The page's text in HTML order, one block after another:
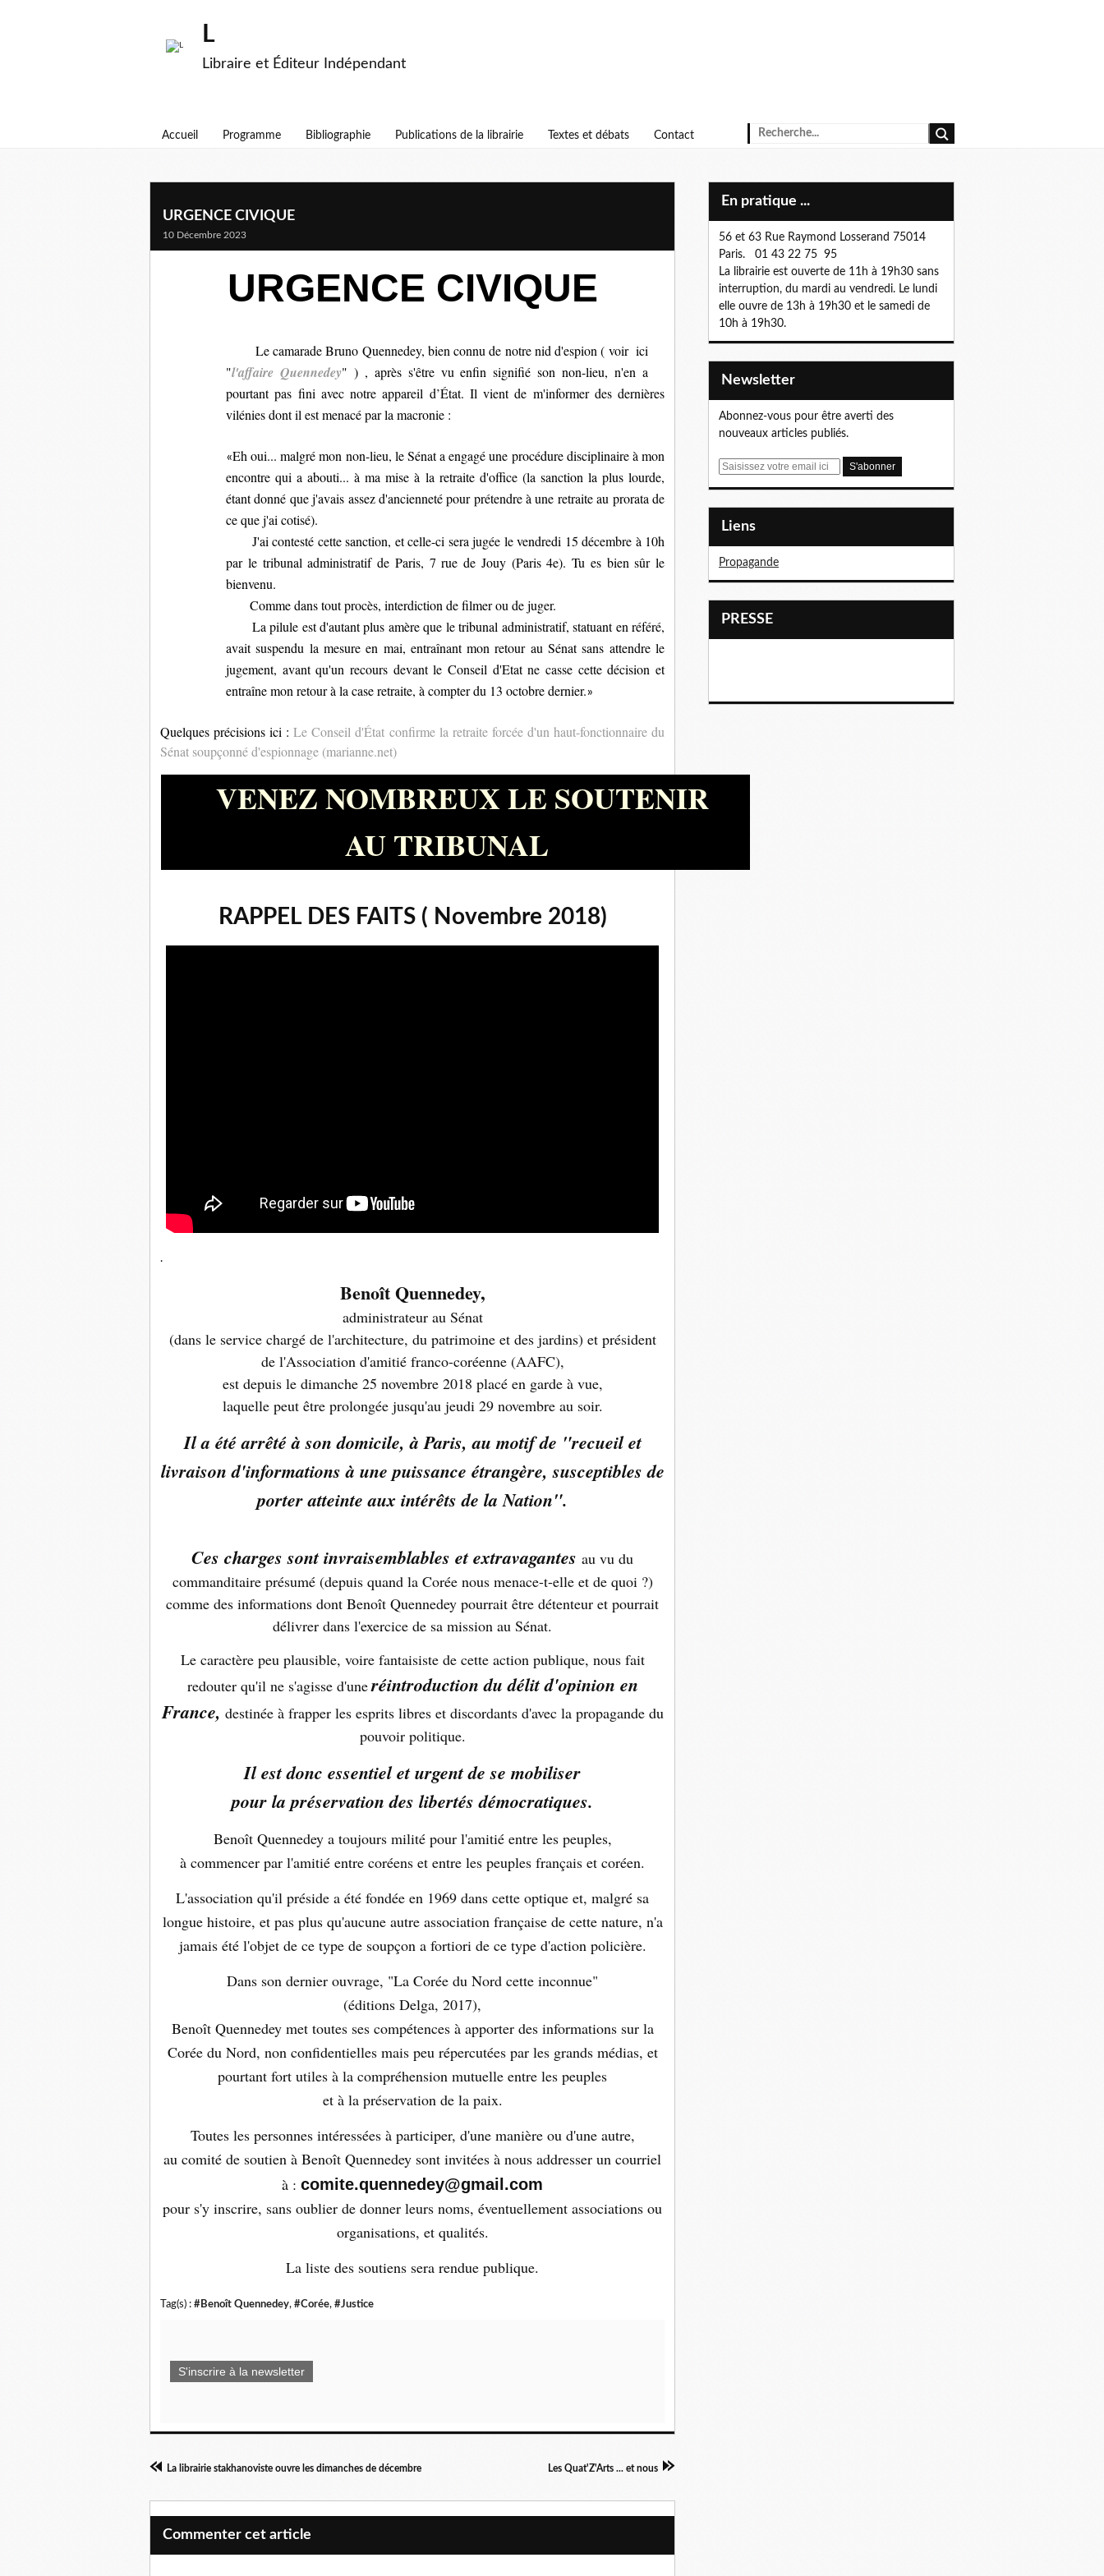
L
Libraire et Éditeur Indépendant
Accueil Programme Bibliographie Publications de la librairie Textes et débats Contact
URGENCE CIVIQUE
10 Décembre 2023
URGENCE CIVIQUE
Le camarade Bruno Quennedey, bien connu de notre nid d'espion ( voir ici
"l'affaire Quennedey" ) , après s'être vu enfin signifié son non-lieu, n'en a
pourtant pas fini avec notre appareil d’État. Il vient de m'informer des dernières
vilénies dont il est menacé par la macronie :
«Eh oui... malgré mon non-lieu, le Sénat a engagé une procédure disciplinaire à mon
encontre qui a abouti... à ma mise à la retraite d'office (la sanction la plus lourde,
étant donné que j'avais assez d'ancienneté pour prétendre à une retraite au prorata de
ce que j'ai cotisé).
J'ai contesté cette sanction, et celle-ci sera jugée le vendredi 15 décembre à 10h
par le tribunal administratif de Paris, 7 rue de Jouy (Paris 4e). Tu es bien sûr le
bienvenu.
Comme dans tout procès, interdiction de filmer ou de juger.
La pilule est d'autant plus amère que le tribunal administratif, statuant en référé,
avait suspendu la mesure en mai, entraînant mon retour au Sénat sans attendre le
jugement, avant qu'un recours devant le Conseil d'Etat ne casse cette décision et
entraîne mon retour à la case retraite, à compter du 13 octobre dernier.»
Quelques précisions ici :Le Conseil d'État confirme la retraite forcée d'un haut-fonctionnaire du
Sénat soupçonné d'espionnage (marianne.net)
VENEZ NOMBREUX LE SOUTENIR
AU TRIBUNAL
RAPPEL DES FAITS ( Novembre 2018)
.
Benoît Quennedey,
administrateur au Sénat
(dans le service chargé de l'architecture, du patrimoine et des jardins) et président
de l'Association d'amitié franco-coréenne (AAFC),
est depuis le dimanche 25 novembre 2018 placé en garde à vue,
laquelle peut être prolongée jusqu'au jeudi 29 novembre au soir.
Il a été arrêté à son domicile, à Paris, au motif de "recueil et
livraison d'informations à une puissance étrangère, susceptibles de
porter atteinte aux intérêts de la Nation".
Ces charges sont invraisemblables et extravagantes au vu du
commanditaire présumé (depuis quand la Corée nous menace-t-elle et de quoi ?)
comme des informations dont Benoît Quennedey pourrait être détenteur et pourrait
délivrer dans l'exercice de sa mission au Sénat.
Le caractère peu plausible, voire fantaisiste de cette action publique, nous fait
redouter qu'il ne s'agisse d'uneréintroduction du délit d'opinion en
France, destinée à frapper les esprits libres et discordants d'avec la propagande du
pouvoir politique.
Il est donc essentiel et urgent de se mobiliser
pour la préservation des libertés démocratiques.
Benoît Quennedey a toujours milité pour l'amitié entre les peuples,
à commencer par l'amitié entre coréens et entre les peuples français et coréen.
L'association qu'il préside a été fondée en 1969 dans cette optique et, malgré sa
longue histoire, et pas plus qu'aucune autre association française de cette nature, n'a
jamais été l'objet de ce type de soupçon a fortiori de ce type d'action policière.
Dans son dernier ouvrage, "La Corée du Nord cette inconnue"
(éditions Delga, 2017),
Benoît Quennedey met toutes ses compétences à apporter des informations sur la
Corée du Nord, non confidentielles mais peu répercutées par les grands médias, et
pourtant fort utiles à la compréhension mutuelle entre les peuples
et à la préservation de la paix.
Toutes les personnes intéressées à participer, d'une manière ou d'une autre,
au comité de soutien à Benoît Quennedey sont invitées à nous addresser un courriel
à : comite.quennedey@gmail.com
pour s'y inscrire, sans oublier de donner leurs noms, éventuellement associations ou
organisations, et qualités.
La liste des soutiens sera rendue publique.
Tag(s) : #Benoît Quennedey, #Corée, #Justice
S'inscrire à la newsletter
La librairie stakhanoviste ouvre les dimanches de décembre Les Quat'Z'Arts ... et nous
Commenter cet article
En pratique ...
56 et 63 Rue Raymond Losserand 75014
Paris. 01 43 22 75 95
La librairie est ouverte de 11h à 19h30 sans
interruption, du mardi au vendredi. Le lundi
elle ouvre de 13h à 19h30 et le samedi de
10h à 19h30.
Newsletter
Abonnez-vous pour être averti des
nouveaux articles publiés.
E
Liens
Propagande
PRESSE